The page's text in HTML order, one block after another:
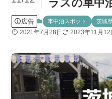
ラスの車中
広告 車中泊スポット 茨城
2021年7月28日 2023年11月12